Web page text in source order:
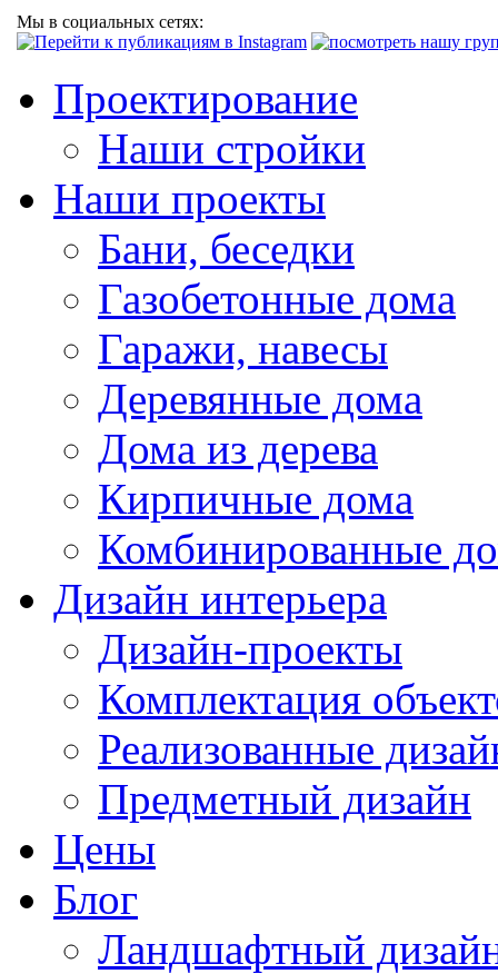
Мы в социальных сетях:
Проектирование
Наши стройки
Наши проекты
Бани, беседки
Газобетонные дома
Гаражи, навесы
Деревянные дома
Дома из дерева
Кирпичные дома
Комбинированные
Дизайн интерьера
Дизайн-проекты
Комплектация
Реализованные
Предметный дизайн
Цены
Блог
Ландшафтный